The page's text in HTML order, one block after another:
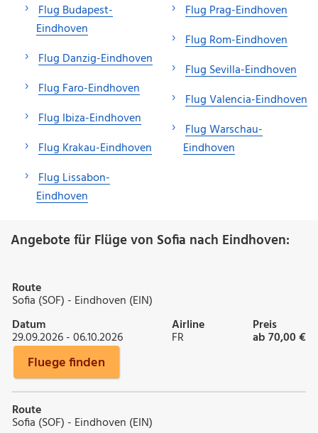
Flug Budapest-
Eindhoven
Flug Danzig-Eindhoven
Flug Faro-Eindhoven
Flug Ibiza-Eindhoven
Flug Krakau-Eindhoven
Flug Lissabon-
Eindhoven
Flug Prag-Eindhoven
Flug Rom-Eindhoven
Flug Sevilla-Eindhoven
Flug Valencia-Eindhoven
Flug Warschau-
Eindhoven
Angebote für Flüge von Sofia nach Eindhoven:
Route
Sofia (SOF) - Eindhoven (EIN)
Datum
29.09.2026 - 06.10.2026
Airline
FR
Preis
ab 70,00 €
Fluege finden
Route
Sofia (SOF) - Eindhoven (EIN)